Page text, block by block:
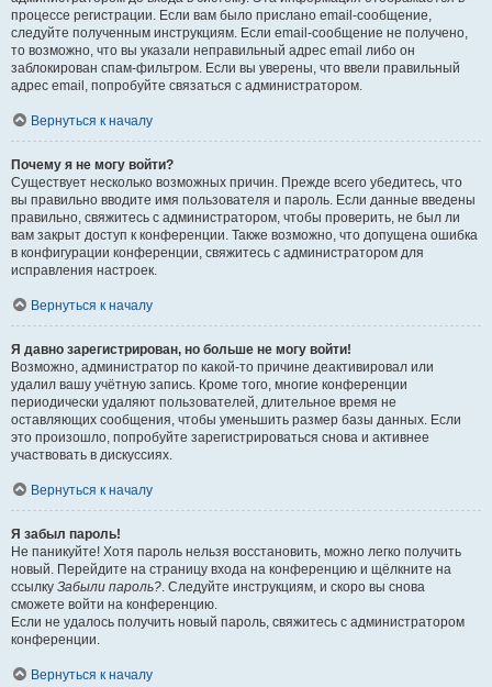
процессе регистрации. Если вам было прислано email-сообщение,
следуйте полученным инструкциям. Если email-сообщение не получено,
то возможно, что вы указали неправильный адрес email либо он
заблокирован спам-фильтром. Если вы уверены, что ввели правильный
адрес email, попробуйте связаться с администратором.
Вернуться к началу
Почему я не могу войти?
Существует несколько возможных причин. Прежде всего убедитесь, что
вы правильно вводите имя пользователя и пароль. Если данные введены
правильно, свяжитесь с администратором, чтобы проверить, не был ли
вам закрыт доступ к конференции. Также возможно, что допущена ошибка
в конфигурации конференции, свяжитесь с администратором для
исправления настроек.
Вернуться к началу
Я давно зарегистрирован, но больше не могу войти!
Возможно, администратор по какой-то причине деактивировал или
удалил вашу учётную запись. Кроме того, многие конференции
периодически удаляют пользователей, длительное время не
оставляющих сообщения, чтобы уменьшить размер базы данных. Если
это произошло, попробуйте зарегистрироваться снова и активнее
участвовать в дискуссиях.
Вернуться к началу
Я забыл пароль!
Не паникуйте! Хотя пароль нельзя восстановить, можно легко получить
новый. Перейдите на страницу входа на конференцию и щёлкните на
ссылку Забыли пароль?. Следуйте инструкциям, и скоро вы снова
сможете войти на конференцию.
Если не удалось получить новый пароль, свяжитесь с администратором
конференции.
Вернуться к началу